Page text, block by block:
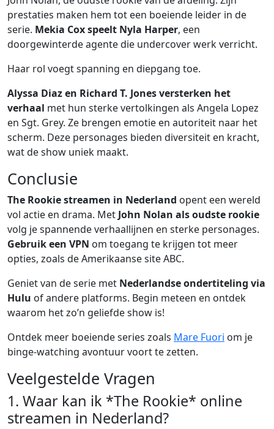
prestaties maken hem tot een boeiende leider in de
serie. Mekia Cox speelt Nyla Harper, een
doorgewinterde agente die undercover werk verricht.
Haar rol voegt spanning en diepgang toe.
Alyssa Diaz en Richard T. Jones versterken het
verhaal met hun sterke vertolkingen als Angela Lopez
en Sgt. Grey. Ze brengen emotie en autoriteit naar het
scherm. Deze personages bieden diversiteit en kracht,
wat de show uniek maakt.
Conclusie
The Rookie streamen in Nederland opent een wereld
vol actie en drama. Met John Nolan als oudste rookie
volg je spannende verhaallijnen en sterke personages.
Gebruik een VPN om toegang te krijgen tot meer
opties, zoals de Amerikaanse site ABC.
Geniet van de serie met Nederlandse ondertiteling via
Hulu of andere platforms. Begin meteen en ontdek
waarom het zo’n geliefde show is!
Ontdek meer boeiende series zoals Mare Fuori om je
binge-watching avontuur voort te zetten.
Veelgestelde Vragen
1. Waar kan ik *The Rookie* online
streamen in Nederland?